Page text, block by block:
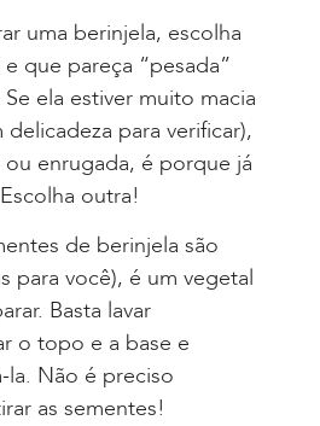
uma berinjela, escolha
que pareça “pesada”
ela estiver muito macia
para verificar),
enrugada, é porque já
outra!
de berinjela são
para você), é um vegetal
Basta lavar
o topo e a base e
la. Não é preciso
as sementes!